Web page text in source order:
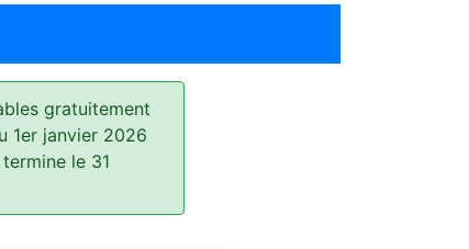
gratuitement
1er janvier 2026
le 31